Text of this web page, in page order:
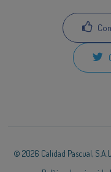
© 2026 Calidad Pascual,